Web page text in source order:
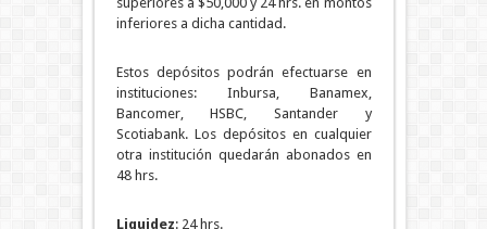
inferiores a dicha cantidad.
Estos depósitos podrán efectuarse en
instituciones: Inbursa, Banamex,
Bancomer, HSBC, Santander y
Scotiabank. Los depósitos en cualquier
otra institución quedarán abonados en
48 hrs.
Liquidez: 24 hrs.